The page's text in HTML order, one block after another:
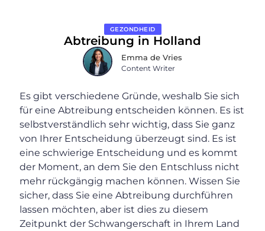
GEZONDHEID
Abtreibung in Holland
Emma de Vries
Content Writer
Es gibt verschiedene Gründe, weshalb Sie sich
für eine Abtreibung entscheiden können. Es ist
selbstverständlich sehr wichtig, dass Sie ganz
von Ihrer Entscheidung überzeugt sind. Es ist
eine schwierige Entscheidung und es kommt
der Moment, an dem Sie den Entschluss nicht
mehr rückgängig machen können. Wissen Sie
sicher, dass Sie eine Abtreibung durchführen
lassen möchten, aber ist dies zu diesem
Zeitpunkt der Schwangerschaft in Ihrem Land